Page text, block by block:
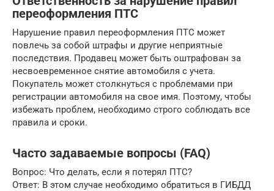
переоформления ПТС
Нарушение правил переоформления ПТС может
повлечь за собой штрафы и другие неприятные
последствия. Продавец может быть оштрафован за
несвоевременное снятие автомобиля с учета.
Покупатель может столкнуться с проблемами при
регистрации автомобиля на свое имя. Поэтому, чтобы
избежать проблем, необходимо строго соблюдать все
правила и сроки.
Часто задаваемые вопросы (FAQ)
Вопрос: Что делать, если я потерял ПТС?
Ответ: В этом случае необходимо обратиться в ГИБДД